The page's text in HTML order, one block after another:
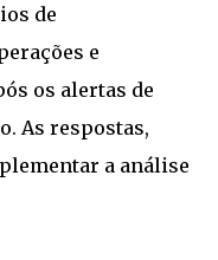
de
e
os alertas de
As respostas,
a análise